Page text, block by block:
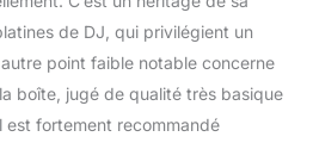
de DJ, qui privilégient un
point faible notable concerne
boîte, jugé de qualité très basique
est fortement recommandé